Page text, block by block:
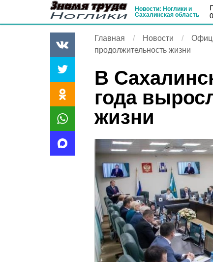
Новости: Ноглики и
Сахалинская область
Главная Новости
продолжительность жизни
В
года
жизни